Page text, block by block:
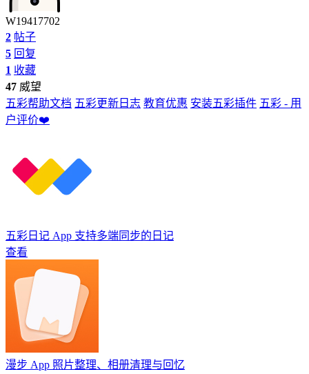
W19417702
2 帖子
5 回复
1 收藏
47 威望
五彩帮助文档 五彩更新日志 教育优惠 安装五彩插件 五彩 - 用
户评价❤️
五彩日记 App 支持多端同步的日记
查看
漫步 App 照片整理、相册清理与回忆